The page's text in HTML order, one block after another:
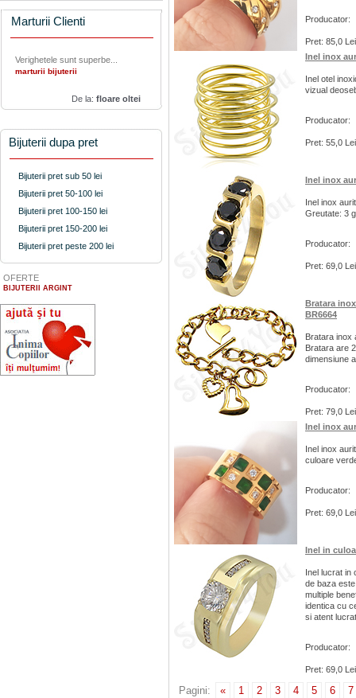
Marturii Clienti
Verighetele sunt superbe...
marturii bijuterii
De la: floare oltei
Bijuterii dupa pret
Bijuterii pret sub 50 lei
Bijuterii pret 50-100 lei
Bijuterii pret 100-150 lei
Bijuterii pret 150-200 lei
Bijuterii pret peste 200 lei
OFERTE
BIJUTERII ARGINT
Producator:
Pret: 85,0 Lei
Inel inox
Inel otel
vizual
Producator:
Pret: 55,0 Lei
Inel inox
Inel inox
Greutate: 3
Producator:
Pret: 69,0 Lei
Bratara
BR6664
Bratara inox
Bratara are
dimensiune
Producator:
Pret: 79,0 Lei
Inel inox
Inel inox
culoare
Producator:
Pret: 69,0 Lei
Inel in
Inel lucrat in
de baza
multiple
identica cu
si atent
Producator:
Pret: 69,0 Lei
Pagini: « 1 2 3 4 5 6 7